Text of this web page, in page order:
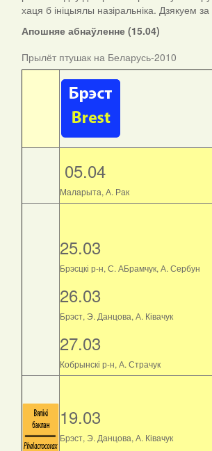
хаця б ініцыялы назіральніка. Дзякуем
Апошняе абнаўленне (15.04)
Прылёт птушак на Беларусь-2010
05.04
Маларыта, А. Рак
25.03
Брэсцкі р-н, С. АБрамчук, А. Сербун
26.03
Брэст, Э. Данцова, А. Ківачук
27.03
Кобрынскі р-н, А. Страчук
19.03
Брэст, Э. Данцова, А. Ківачук